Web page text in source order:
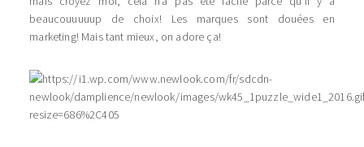
beaucouuuuup de choix! Les marques sont douées en
marketing! Mais tant mieux, on adore ça!